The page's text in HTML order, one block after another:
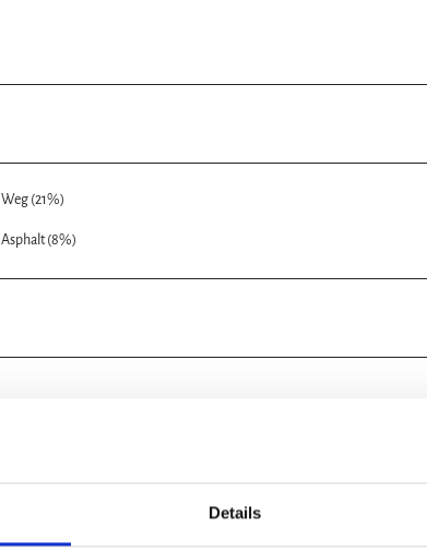
Details
Weg (21%)
Asphalt (8%)